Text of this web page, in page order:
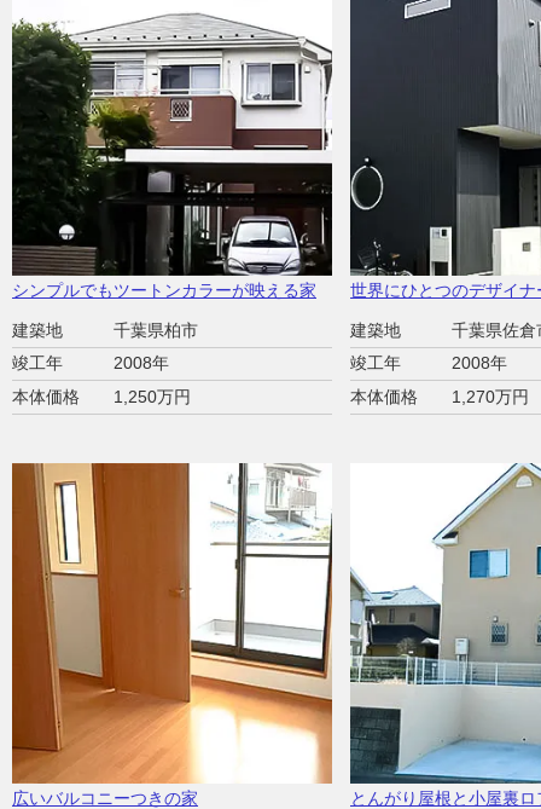
シンプルでもツートンカラーが映える家
建築地
千葉県柏市
竣工年
2008年
本体価格
1,250万円
世界にひとつのデザイナ
建築地
千葉県佐倉
竣工年
2008年
本体価格
1,270万円
広いバルコニーつきの家 とんがり屋根と小屋裏